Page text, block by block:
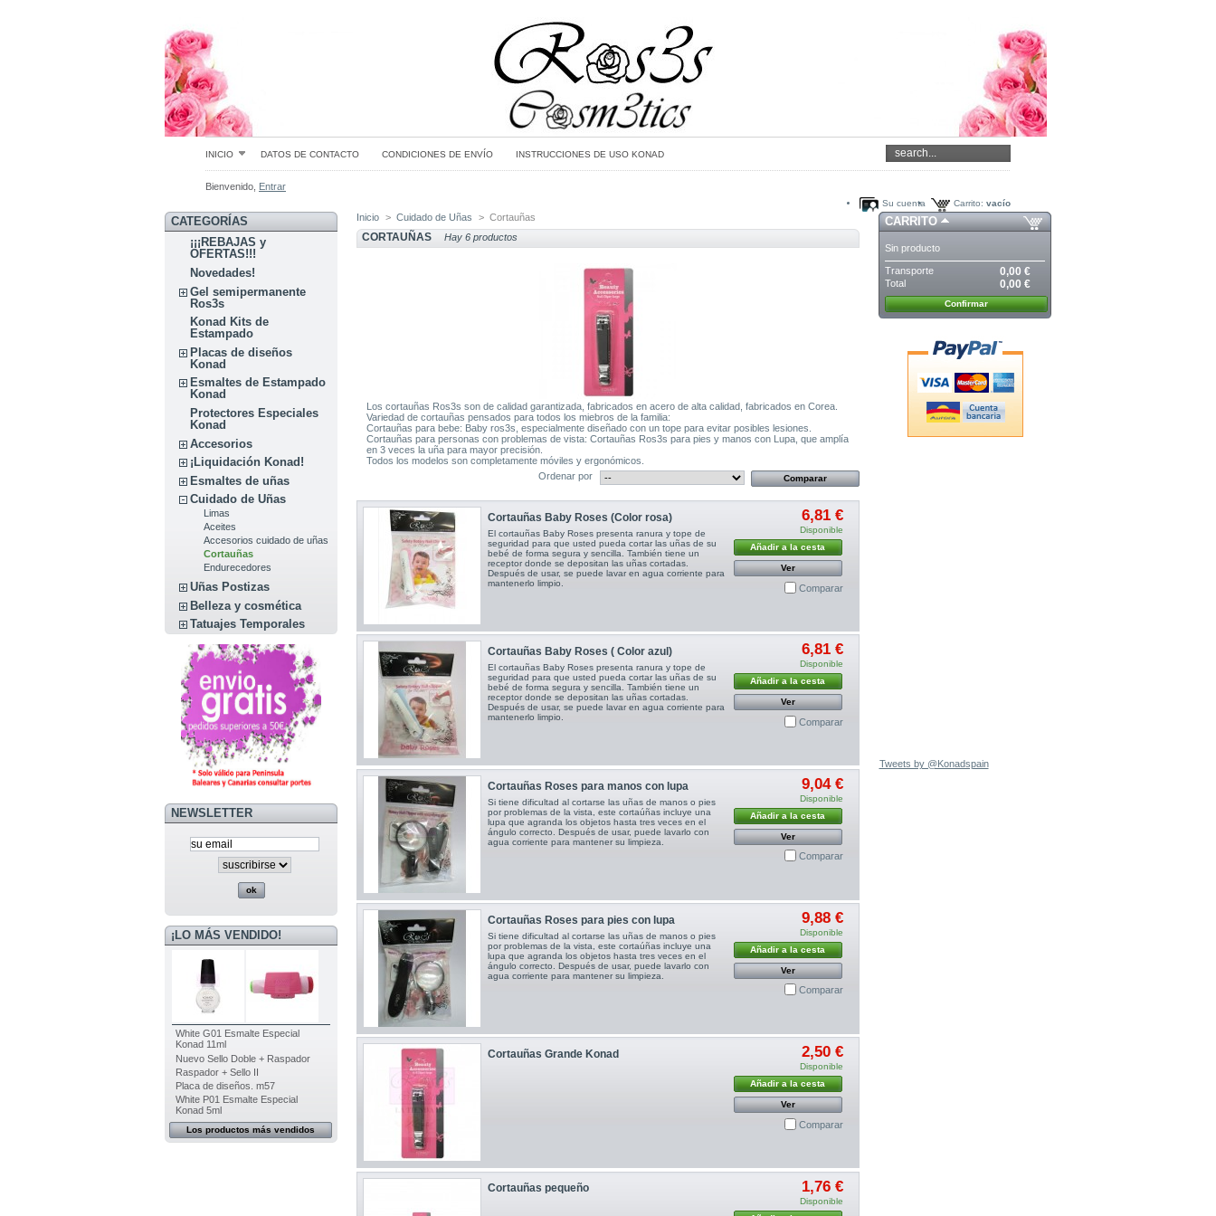
INICIO DATOS DE CONTACTO CONDICIONES DE ENVÍO INSTRUCCIONES DE USO KONAD
Bienvenido, Entrar
Carrito: vacío
Su cuenta
CATEGORÍAS
¡¡¡REBAJAS y
OFERTAS!!!
Novedades!
Gel semipermanente
Ros3s
Konad Kits de
Estampado
Placas de diseños
Konad
Esmaltes de Estampado
Konad
Protectores Especiales
Konad
Accesorios
¡Liquidación Konad!
Esmaltes de uñas
Cuidado de Uñas
Limas
Aceites
Accesorios cuidado de uñas
Cortauñas
Endurecedores
Uñas Postizas
Belleza y cosmética
Tatuajes Temporales
NEWSLETTER
¡LO MÁS VENDIDO!
White G01 Esmalte Especial
Konad 11ml
Nuevo Sello Doble + Raspador
Raspador + Sello II
Placa de diseños. m57
White P01 Esmalte Especial
Konad 5ml
Los productos más vendidos
Inicio > Cuidado de Uñas > Cortauñas
CORTAUÑAS Hay 6 productos
Los cortauñas Ros3s son de calidad garantizada, fabricados en acero de alta calidad, fabricados en Corea.
Variedad de cortauñas pensados para todos los miebros de la familia:
Cortauñas para bebe: Baby ros3s, especialmente diseñado con un tope para evitar posibles lesiones.
Cortauñas para personas con problemas de vista: Cortauñas Ros3s para pies y manos con Lupa, que amplía
en 3 veces la uña para mayor precisión.
Todos los modelos son completamente móviles y ergonómicos.
Ordenar por
Cortauñas Baby Roses (Color rosa)
El cortauñas Baby Roses presenta ranura y tope de
seguridad para que usted pueda cortar las uñas de su
bebé de forma segura y sencilla. También tiene un
receptor donde se depositan las uñas cortadas.
Después de usar, se puede lavar en agua corriente para
mantenerlo limpio.
6,81 €
Disponible
Añadir a la cesta
Ver
Comparar
Cortauñas Baby Roses ( Color azul)
El cortauñas Baby Roses presenta ranura y tope de
seguridad para que usted pueda cortar las uñas de su
bebé de forma segura y sencilla. También tiene un
receptor donde se depositan las uñas cortadas.
Después de usar, se puede lavar en agua corriente para
mantenerlo limpio.
6,81 €
Disponible
Añadir a la cesta
Ver
Comparar
Cortauñas Roses para manos con lupa
Si tiene dificultad al cortarse las uñas de manos o pies
por problemas de la vista, este cortaúñas incluye una
lupa que agranda los objetos hasta tres veces en el
ángulo correcto. Después de usar, puede lavarlo con
agua corriente para mantener su limpieza.
9,04 €
Disponible
Añadir a la cesta
Ver
Comparar
Cortauñas Roses para pies con lupa
Si tiene dificultad al cortarse las uñas de manos o pies
por problemas de la vista, este cortaúñas incluye una
lupa que agranda los objetos hasta tres veces en el
ángulo correcto. Después de usar, puede lavarlo con
agua corriente para mantener su limpieza.
9,88 €
Disponible
Añadir a la cesta
Ver
Comparar
Cortauñas Grande Konad 2,50 €
Disponible
Añadir a la cesta
Ver
Comparar
Cortauñas pequeño 1,76 €
Disponible
CARRITO
Sin producto
Transporte 0,00 €
Total 0,00 €
Confirmar
Tweets by @Konadspain